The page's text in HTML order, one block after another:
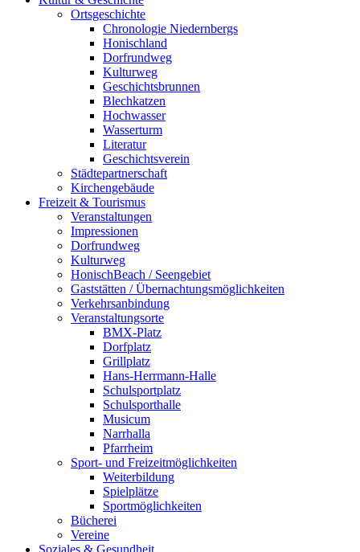
Ortsgeschichte
Chronologie Niedernbergs
Honischland
Dorfrundweg
Kulturweg
Geschichtsbrunnen
Blechkatzen
Hochwasser
Wasserturm
Literatur
Geschichtsverein
Städtepartnerschaft
Kirchengebäude
Freizeit & Tourismus
Veranstaltungen
Impressionen
Dorfrundweg
Kulturweg
HonischBeach / Seengebiet
Gaststätten / Übernachtungsmöglichkeiten
Verkehrsanbindung
Veranstaltungsorte
BMX-Platz
Dorfplatz
Grillplatz
Hans-Herrmann-Halle
Schulsportplatz
Schulsporthalle
Musicum
Narrhalla
Pfarrheim
Sport- und Freizeitmöglichkeiten
Weiterbildung
Spielplätze
Sportmöglichkeiten
Bücherei
Vereine
Soziales & Gesundheit